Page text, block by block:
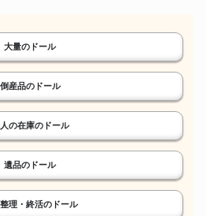
大量のドール
倒産品のドール
の在庫のドール
遺品のドール
理・終活のドール